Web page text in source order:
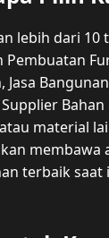
lebih dari 10
Pembuatan
Jasa
material
membawa
terbaik saat